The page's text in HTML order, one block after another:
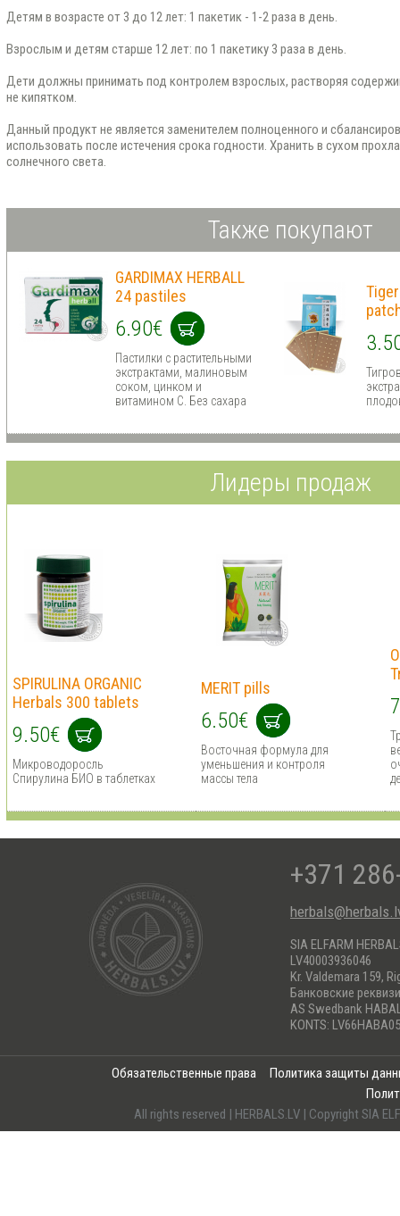
Детям в возрасте от 3 до 12 лет: 1 пакетик - 1-2 раза в день.
Взрослым и детям старше 12 лет: по 1 пакетику 3 раза в день.
Дети должны принимать под контролем взрослых, растворяя
не кипятком.
Данный продукт не является заменителем полноценного и
использовать после истечения срока годности. Хранить в сухом
солнечного света.
Также покупают
GARDIMAX HERBALL
24 pastiles
6.90€
Пастилки с растительными
экстрактами, малиновым
соком, цинком и
витамином С. Без сахара
Лидеры продаж
SPIRULINA ORGANIC
Herbals 300 tablets
9.50€
Микроводоросль
Спирулина БИО в таблетках
MERIT pills
6.50€
Восточная формула для
уменьшения и контроля
массы тела
+371
SIA ELFARM
LV40003936046
Kr. Valdemara 159,
Банковские
AS Swedbank
KONTS:
Обязательственные права
Политика защиты
All rights reserved | HERBALS.LV | Copyright SIA